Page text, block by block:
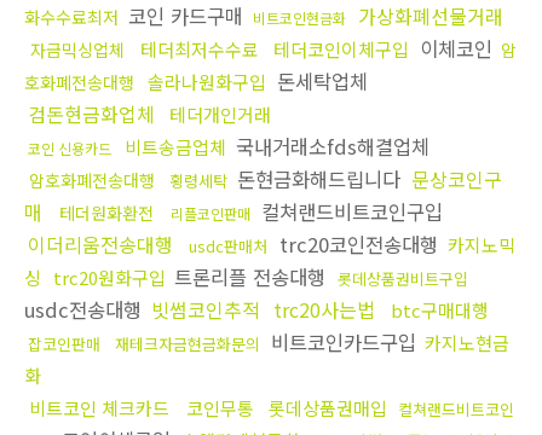
화수수료최저 코인 카드구매 비트코인현금화 가상화폐선물거래
자금믹싱업체 테더최저수수료 테더코인이체구입 이체코인 암
호화폐전송대행 솔라나원화구입 돈세탁업체
검돈현금화업체
테더개인거래
코인 신용카드 비트송금업체 국내거래소fds해결업체
암호화폐전송대행 횡령세탁 돈현금화해드립니다 문상코인구
매
테더원화환전 리플코인판매 컬쳐랜드비트코인구입
이더리움전송대행
usdc판매처 trc20코인전송대행 카지노믹
싱
trc20원화구입 트론리플 전송대행 롯데상품권비트구입
usdc전송대행 빗썸코인추적 trc20사는법 btc구매대행
잡코인판매 재테크자금현금화문의 비트코인카드구입 카지노현금
화
비트코인 체크카드
코인무통 롯데상품권매입
컬쳐랜드비트코인